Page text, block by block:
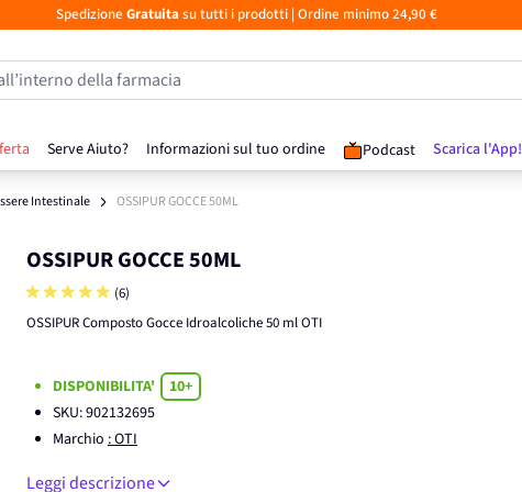
Spedizione Gratuita su tutti i prodotti| Ordine minimo 24,90 €
Serve Aiuto? Informazioni sul tuo ordine Podcast Scarica l'App!
della farmacia
Intestinale OSSIPUR GOCCE 50ML
OSSIPUR GOCCE 50ML
(6)
OSSIPUR Composto Gocce Idroalcoliche 50 ml OTI
DISPONIBILITA'
10+
SKU:902132695
Marchio : OTI
Leggi descrizione